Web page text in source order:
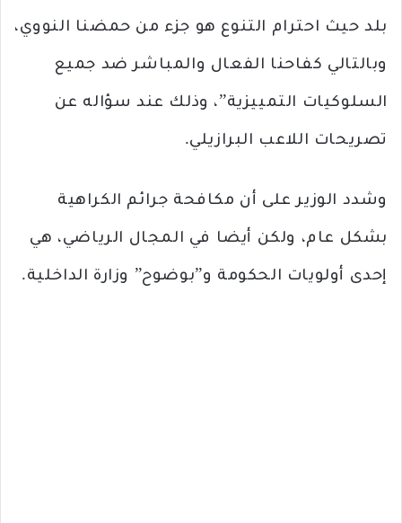
بلد حيث احترام التنوع هو جزء من حمضنا النووي،
وبالتالي كفاحنا الفعال والمباشر ضد جميع
السلوكيات التمييزية”، وذلك عند سؤاله عن
تصريحات اللاعب البرازيلي.
وشدد الوزير على أن مكافحة جرائم الكراهية
بشكل عام، ولكن أيضا في المجال الرياضي، هي
إحدى أولويات الحكومة و”بوضوح” وزارة الداخلية.